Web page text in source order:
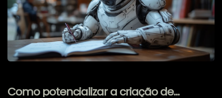
Como potencializar a criação de